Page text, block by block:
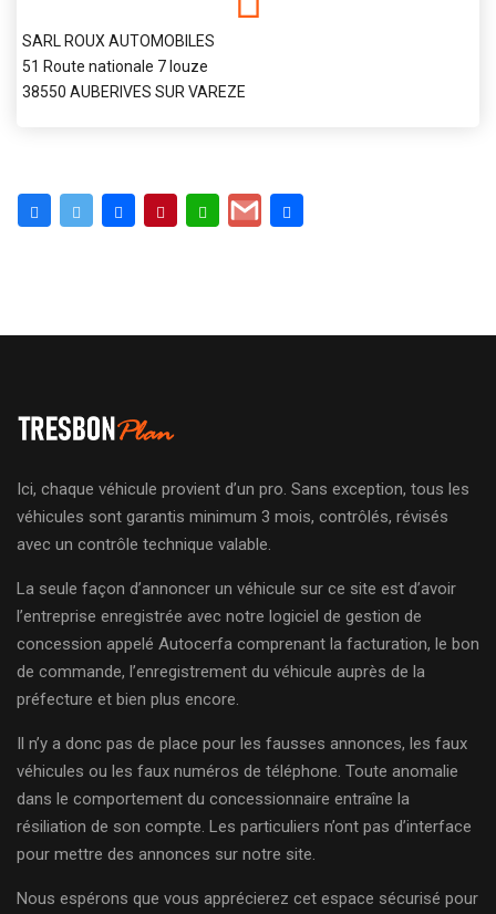
SARL ROUX AUTOMOBILES
51 Route nationale 7 louze
38550 AUBERIVES SUR VAREZE
Ici, chaque véhicule provient d’un pro. Sans exception, tous les
véhicules sont garantis minimum 3 mois, contrôlés, révisés
avec un contrôle technique valable.
La seule façon d’annoncer un véhicule sur ce site est d’avoir
l’entreprise enregistrée avec notre logiciel de gestion de
concession appelé Autocerfa comprenant la facturation, le bon
de commande, l’enregistrement du véhicule auprès de la
préfecture et bien plus encore.
Il n’y a donc pas de place pour les fausses annonces, les faux
véhicules ou les faux numéros de téléphone. Toute anomalie
dans le comportement du concessionnaire entraîne la
résiliation de son compte. Les particuliers n’ont pas d’interface
pour mettre des annonces sur notre site.
Nous espérons que vous apprécierez cet espace sécurisé pour